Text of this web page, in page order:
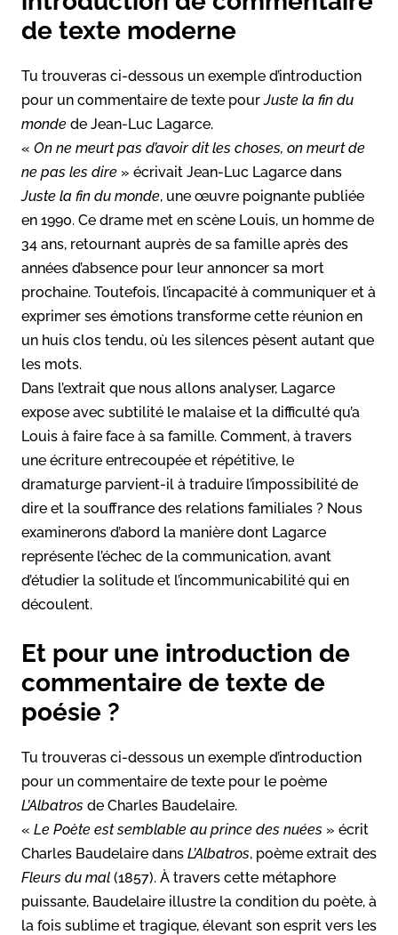
de texte moderne
Tu trouveras ci-dessous un exemple d’introduction
pour un commentaire de texte pourJuste la fin du
monde de Jean-Luc Lagarce.
« On ne meurt pas d’avoir dit les choses, on meurt de
ne pas les dire » écrivait Jean-Luc Lagarce dans
Juste la fin du monde, une œuvre poignante publiée
en 1990. Ce drame met en scène Louis, un homme de
34 ans, retournant auprès de sa famille après des
années d’absence pour leur annoncer sa mort
prochaine. Toutefois, l’incapacité à communiquer et à
exprimer ses émotions transforme cette réunion en
un huis clos tendu, où les silences pèsent autant que
les mots.
Dans l’extrait que nous allons analyser, Lagarce
expose avec subtilité le malaise et la difficulté qu’a
Louis à faire face à sa famille. Comment, à travers
une écriture entrecoupée et répétitive, le
dramaturge parvient-il à traduire l’impossibilité de
dire et la souffrance des relations familiales ? Nous
examinerons d’abord la manière dont Lagarce
représente l’échec de la communication, avant
d’étudier la solitude et l’incommunicabilité qui en
découlent.
Et pour une introduction de
commentaire de texte de
poésie ?
Tu trouveras ci-dessous un exemple d’introduction
pour un commentaire de texte pour le poème
L’Albatros de Charles Baudelaire.
« Le Poète est semblable au prince des nuées » écrit
Charles Baudelaire dans L’Albatros, poème extrait des
Fleurs du mal (1857). À travers cette métaphore
puissante, Baudelaire illustre la condition du poète, à
la fois sublime et tragique, élevant son esprit vers les